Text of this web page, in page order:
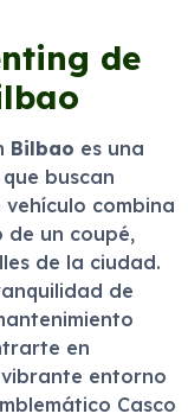
de
Bilbao es una
buscan
combina
de un coupé,
de la ciudad.
de
en
entorno
Casco